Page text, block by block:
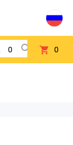
0 0